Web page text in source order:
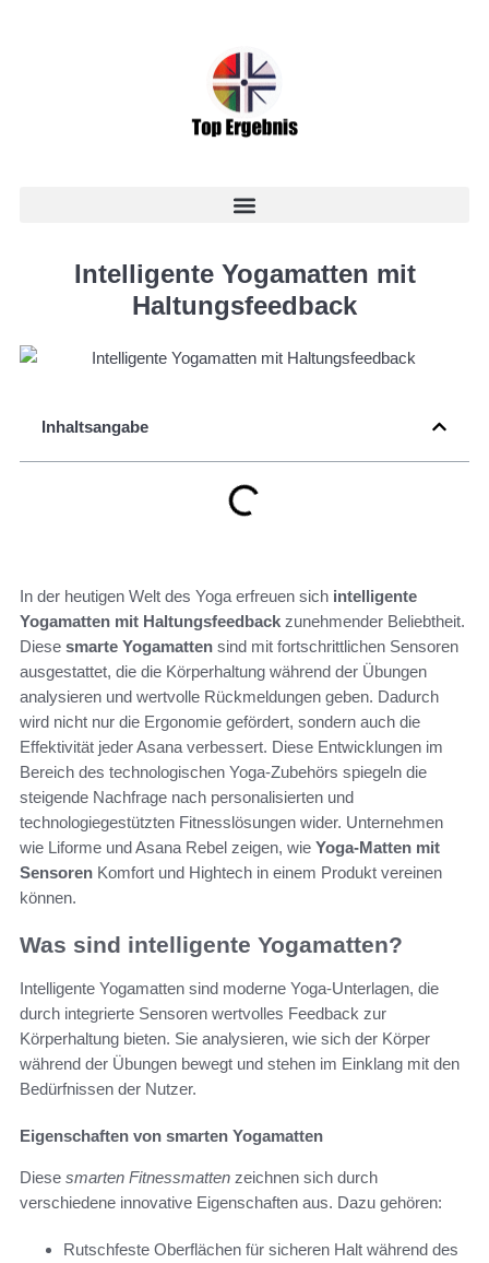
Intelligente Yogamatten mit
Haltungsfeedback
Inhaltsangabe
In der heutigen Welt des Yoga erfreuen sich intelligente
Yogamatten mit Haltungsfeedback zunehmender Beliebtheit.
Diese smarte Yogamatten sind mit fortschrittlichen Sensoren
ausgestattet, die die Körperhaltung während der Übungen
analysieren und wertvolle Rückmeldungen geben. Dadurch
wird nicht nur die Ergonomie gefördert, sondern auch die
Effektivität jeder Asana verbessert. Diese Entwicklungen im
Bereich des technologischen Yoga-Zubehörs spiegeln die
steigende Nachfrage nach personalisierten und
technologiegestützten Fitnesslösungen wider. Unternehmen
wie Liforme und Asana Rebel zeigen, wie Yoga-Matten mit
Sensoren Komfort und Hightech in einem Produkt vereinen
können.
Was sind intelligente Yogamatten?
Intelligente Yogamatten sind moderne Yoga-Unterlagen, die
durch integrierte Sensoren wertvolles Feedback zur
Körperhaltung bieten. Sie analysieren, wie sich der Körper
während der Übungen bewegt und stehen im Einklang mit den
Bedürfnissen der Nutzer.
Eigenschaften von smarten Yogamatten
Diese smarten Fitnessmatten zeichnen sich durch
verschiedene innovative Eigenschaften aus. Dazu gehören:
Rutschfeste Oberflächen für sicheren Halt während des